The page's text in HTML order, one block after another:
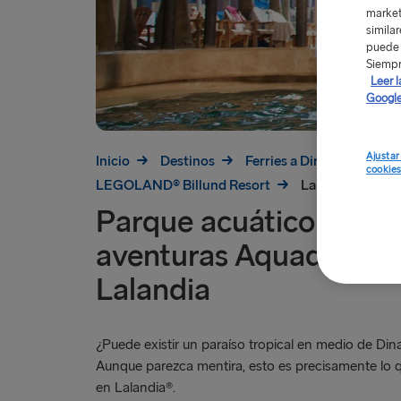
Inicio Destinos
Ferries a Dinamarca
LEGOLAND® Billund Resort
Lalandia®
Parque acuático y
aventuras Aquadome
Lalandia
¿Puede existir un paraíso tropical en medio de
Aunque parezca mentira, esto es precisamente lo
en Lalandia®.
Leer
cookies